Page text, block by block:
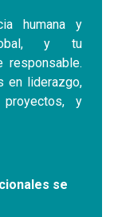
humana y
y tu
responsable.
en liderazgo,
y
se